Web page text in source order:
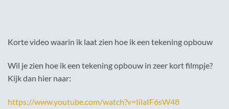
Korte video waarin ik laat zien hoe ik een tekening opbouw
Wil je zien hoe ik een tekening opbouw in zeer kort filmpje?
Kijk dan hier naar:
https://www.youtube.com/watch?v=IilaIF6sW48